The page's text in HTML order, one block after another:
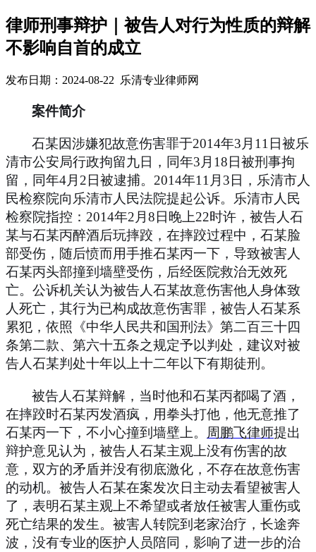
律师刑事辩护｜被告人对行为性质的辩解
不影响自首的成立
发布日期：2024-08-22 乐清专业律师网
案件简介
石某因涉嫌犯故意伤害罪于2014年3 月 11 日被乐
清市公安局行政拘留九日，同年3 月 18日被刑事拘
留，同年4月 2日被逮捕。 2014年11 月 3日，乐清市人
民检察院向乐清市人民法院提起公诉。乐清市人民
检察院指控： 2014年2 月8日晚上22时许，被告人石
某与石某丙醉酒后玩摔跤，在摔跤过程中，石某脸
部受伤，随后愤而用手推石某丙一下，导致被害人
石某丙头部撞到墙壁受伤，后经医院救治无效死
亡。公诉机关认为被告人石某故意伤害他人身体致
人死亡，其行为已构成故意伤害罪，被告人石某系
累犯，依照《中华人民共和国刑法》第二百三十四
条第二款、第六十五条之规定予以判处，建议对被
告人石某判处十年以上十二年以下有期徒刑。
被告人石某辩解，当时他和石某丙都喝了酒，
在摔跤时石某丙发酒疯，用拳头打他，他无意推了
石某丙一下，不小心撞到墙壁上。 周鹏飞律师提出
辩护意见认为，被告人石某主观上没有伤害的故
意，双方的矛盾并没有彻底激化，不存在故意伤害
的动机。被告人石某在案发次日主动去看望被害人
了，表明石某主观上不希望或者放任被害人重伤或
死亡结果的发生。被害人转院到老家治疗，长途奔
波，没有专业的医护人员陪同，影响了进一步的治